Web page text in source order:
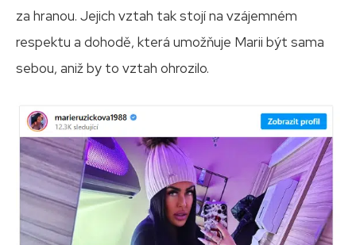
za hranou. Jejich vztah tak stojí na vzájemném
respektu a dohodě, která umožňuje Marii být sama
sebou, aniž by to vztah ohrozilo.